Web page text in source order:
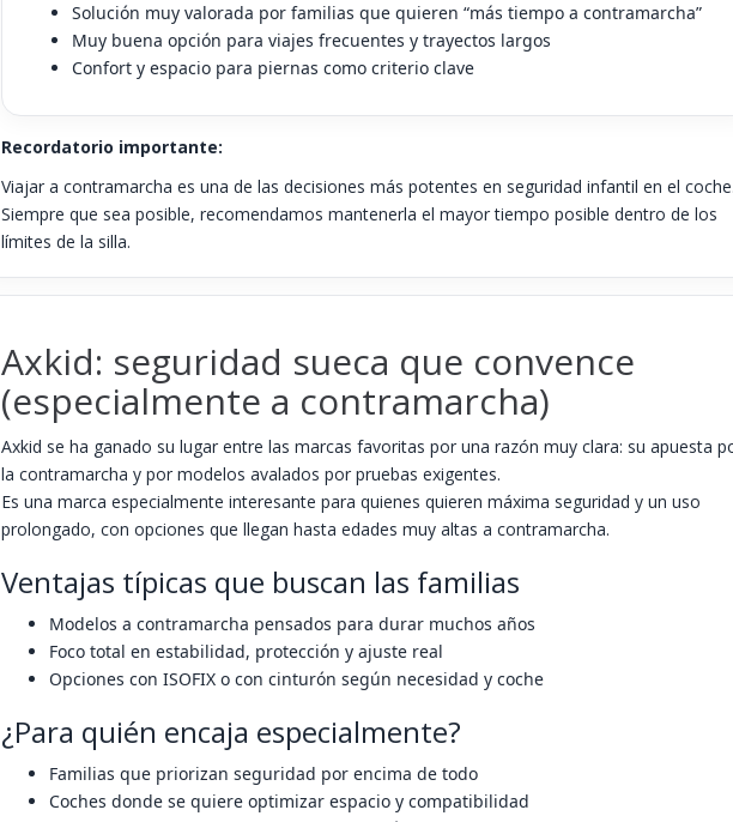
Solución muy valorada por familias que quieren “más tiempo a contramarcha”
Muy buena opción para viajes frecuentes y trayectos largos
Confort y espacio para piernas como criterio clave
Recordatorio importante:
Viajar a contramarcha es una de las decisiones más potentes en seguridad infantil en el
Siempre que sea posible, recomendamos mantenerla el mayor tiempo posible dentro de los
límites de la silla.
Axkid: seguridad sueca que convence
(especialmente a contramarcha)
Axkid se ha ganado su lugar entre las marcas favoritas por una razón muy clara: su apuesta
la contramarcha y por modelos avalados por pruebas exigentes.
Es una marca especialmente interesante para quienes quieren máxima seguridad y un uso
prolongado, con opciones que llegan hasta edades muy altas a contramarcha.
Ventajas típicas que buscan las familias
Modelos a contramarcha pensados para durar muchos años
Foco total en estabilidad, protección y ajuste real
Opciones con ISOFIX o con cinturón según necesidad y coche
¿Para quién encaja especialmente?
Familias que priorizan seguridad por encima de todo
Coches donde se quiere optimizar espacio y compatibilidad